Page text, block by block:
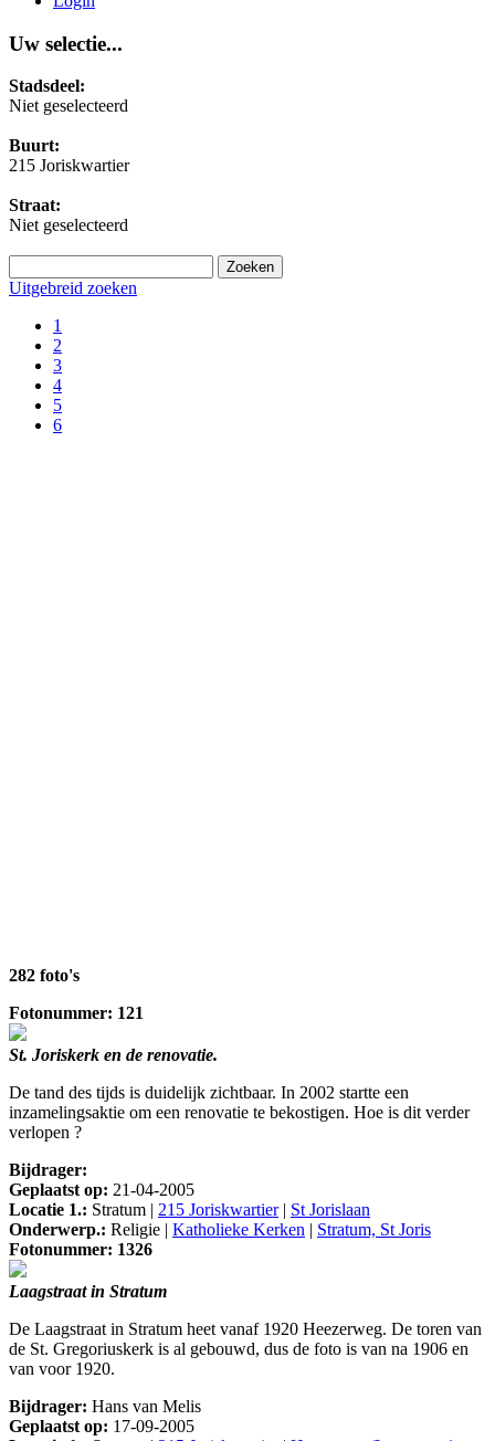
Uw selectie...
Stadsdeel:
Niet geselecteerd
Buurt:
215 Joriskwartier
Straat:
Niet geselecteerd
Uitgebreid zoeken
1
2
3
4
5
6
282 foto's
Fotonummer: 121
St. Joriskerk en de renovatie.
De tand des tijds is duidelijk zichtbaar. In 2002 startte een
inzamelingsaktie om een renovatie te bekostigen. Hoe is dit verder
verlopen ?
Bijdrager:
Geplaatst op: 21-04-2005
Locatie 1.: Stratum | 215 Joriskwartier| St Jorislaan
Onderwerp.: Religie | Katholieke Kerken | Stratum, St Joris
Fotonummer: 1326
Laagstraat in Stratum
De Laagstraat in Stratum heet vanaf 1920 Heezerweg. De toren van
de St. Gregoriuskerk is al gebouwd, dus de foto is van na 1906 en
van voor 1920.
Bijdrager: Hans van Melis
Geplaatst op: 17-09-2005